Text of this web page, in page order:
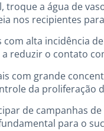
troque a água de
nos recipientes
com alta incidência
reduzir o contato
com grande
da proliferação
de campanhas
para o